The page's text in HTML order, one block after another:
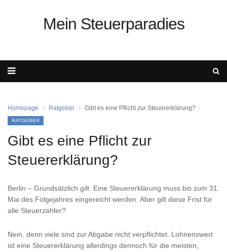
Mein Steuerparadies
Homepage Ratgeber Gibt es eine Pflicht zur Steuererklärung?
RATGEBER
Gibt es eine Pflicht zur
Steuererklärung?
Berlin – Grundsätzlich gilt: Eine Steuererklärung muss bis zum 31.
Mai des Folgejahres eingereicht werden. Aber gilt diese Frist für
alle Steuerzahler?
Nein, denn viele sind zur Abgabe nicht verpflichtet. Lohnenswert
ist eine Steuererklärung allerdings dennoch für die meisten,